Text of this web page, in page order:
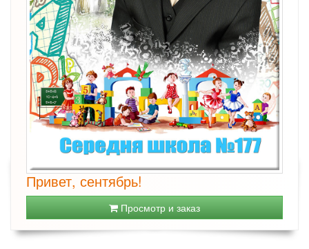
Привет, сентябрь!
Просмотр и заказ